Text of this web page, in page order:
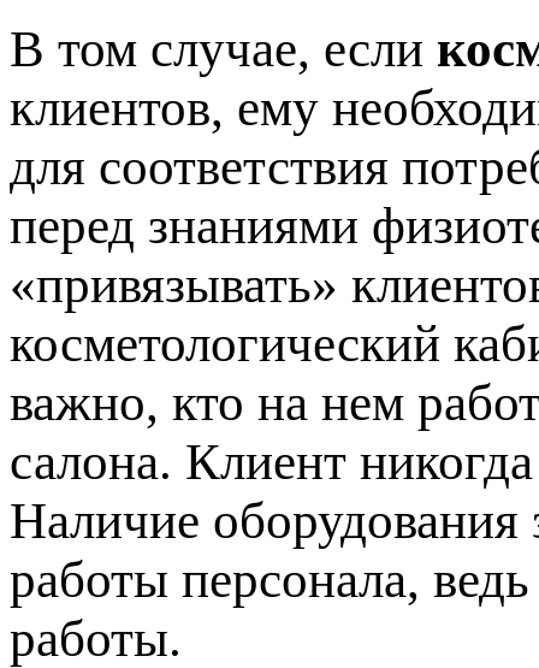
В том случае, если
клиентов, ему
для соответствия
перед знаниями
«привязывать»
косметологический
важно, кто на нем
салона. Клиент
Наличие оборудования
работы персонала,
работы.